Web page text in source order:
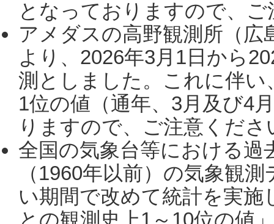
となっておりますので、
アメダスの高野観測所（
より、2026年3月1日から
測としました。これに伴い
1位の値（通年、3月及び4
りますので、ご注意くだ
全国の気象台等における過
（1960年以前）の気象観
い期間で改めて統計を実
との観測史上1～10位の値